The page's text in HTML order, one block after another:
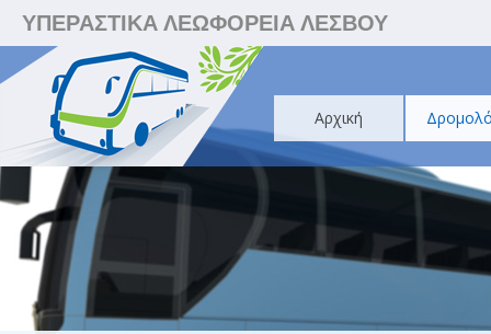
ΥΠΕΡΑΣΤΙΚΑ ΛΕΩΦΟΡΕΙΑ ΛΕΣΒΟΥ
Αρχική